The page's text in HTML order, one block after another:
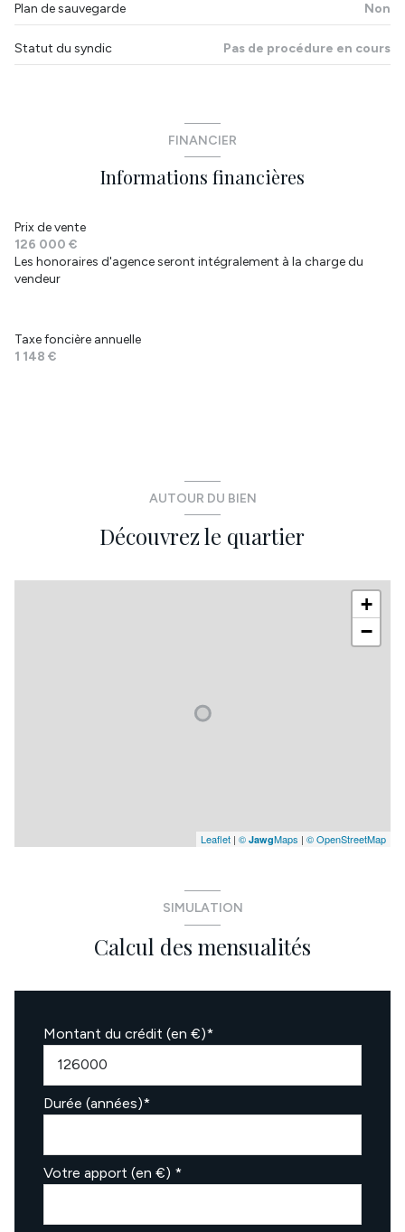
interphone
Plan de sauvegarde Non
Statut du syndic Pas de procédure en cours
FINANCIER
Informations financières
Prix de vente
126 000 €
Les honoraires d'agence seront intégralement à la charge du
vendeur
Taxe foncière annuelle
1 148 €
AUTOUR DU BIEN
Découvrez le quartier
+
−
Leaflet | © JawgMaps | © OpenStreetMap
SIMULATION
Calcul des mensualités
Montant du crédit (en €)*
Durée (années)*
Votre apport (en €) *